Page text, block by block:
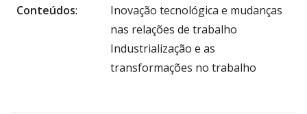
Conteúdos:
Inovação tecnológica e mudanças
nas relações de trabalho
Industrialização e as
transformações no trabalho